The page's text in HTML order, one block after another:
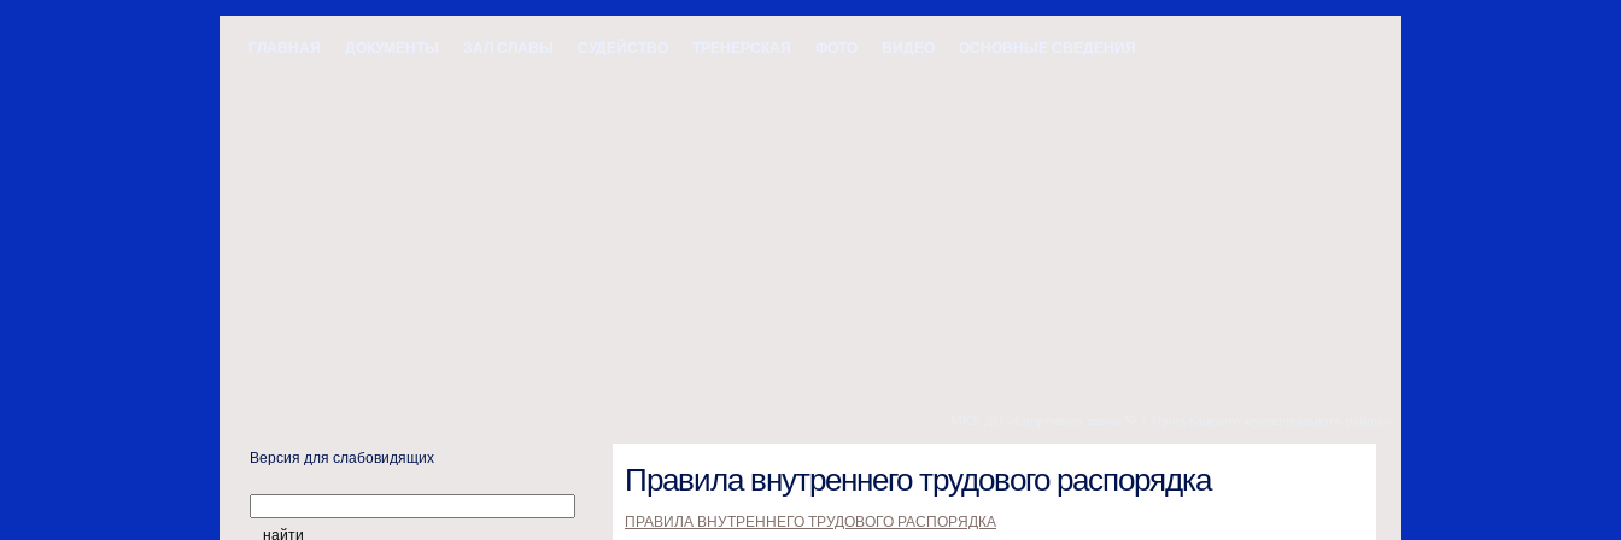
ГЛАВНАЯ ДОКУМЕНТЫ ЗАЛ СЛАВЫ СУДЕЙСТВО ТРЕНЕРСКАЯ ФОТО ВИДЕО ОСНОВНЫЕ СВЕДЕНИЯ
Версия для слабовидящих
Правила внутреннего трудового распорядка
ПРАВИЛА ВНУТРЕННЕГО ТРУДОВОГО РАСПОРЯДКА